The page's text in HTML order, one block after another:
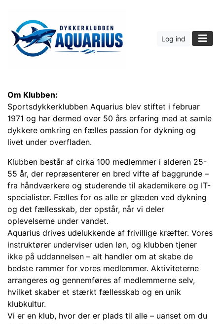
Log ind
Om Klubben:
Sportsdykkerklubben Aquarius blev stiftet i februar
1971 og har dermed over 50 års erfaring med at samle
dykkere omkring en fælles passion for dykning og
livet under overfladen.
Klubben består af cirka 100 medlemmer i alderen 25-
55 år, der repræsenterer en bred vifte af baggrunde –
fra håndværkere og studerende til akademikere og IT-
specialister. Fælles for os alle er glæden ved dykning
og det fællesskab, der opstår, når vi deler
oplevelserne under vandet.
Aquarius drives udelukkende af frivillige kræfter. Vores
instruktører underviser uden løn, og klubben tjener
ikke på uddannelsen – alt handler om at skabe de
bedste rammer for vores medlemmer. Aktiviteterne
arrangeres og gennemføres af medlemmerne selv,
hvilket skaber et stærkt fællesskab og en unik
klubkultur.
Vi er en klub, hvor der er plads til alle – uanset om du